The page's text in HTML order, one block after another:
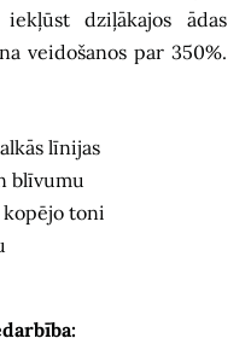
dziļākajos ādas
veidošanos par 350%.
līnijas
blīvumu
kopējo toni